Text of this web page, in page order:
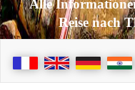
Alle
Reise nach